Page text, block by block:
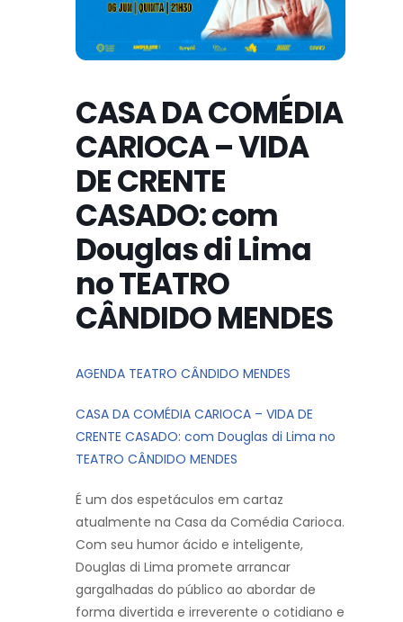
CASA DA COMÉDIA
CARIOCA – VIDA
DE CRENTE
CASADO: com
Douglas di Lima
no TEATRO
CÂNDIDO MENDES
AGENDA TEATRO CÂNDIDO MENDES
CASA DA COMÉDIA CARIOCA – VIDA DE
CRENTE CASADO: com Douglas di Lima no
TEATRO CÂNDIDO MENDES
É um dos espetáculos em cartaz
atualmente na Casa da Comédia Carioca.
Com seu humor ácido e inteligente,
Douglas di Lima promete arrancar
gargalhadas do público ao abordar de
forma divertida e irreverente o cotidiano e